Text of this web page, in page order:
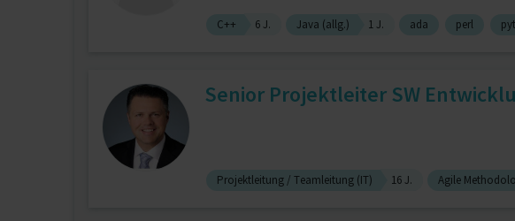
C++ 6 J. Java (allg.) 1 J. ada perl
Senior Projektleiter SW
Projektleitung / Teamleitung (IT) 16 J. Agile